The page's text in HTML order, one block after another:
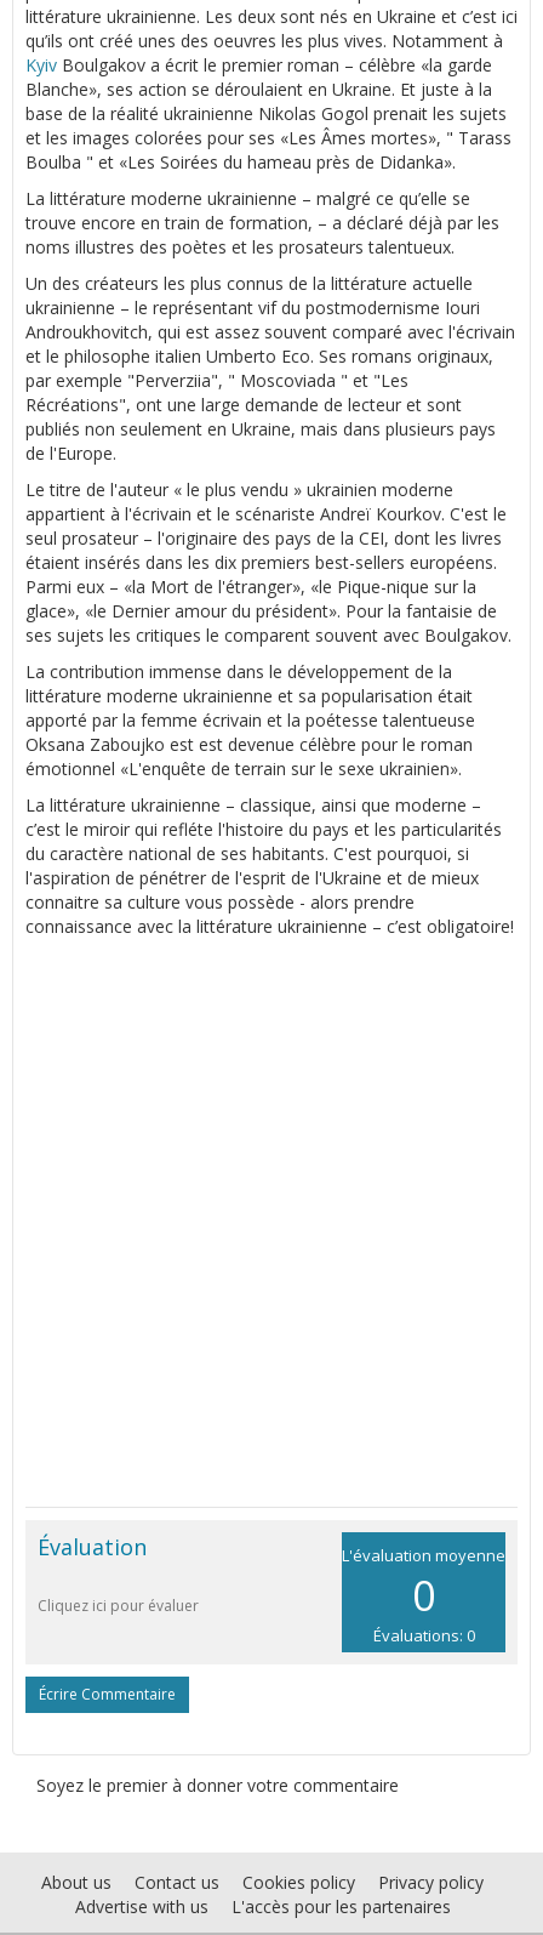
littérature ukrainienne. Les deux sont nés en Ukraine et c’est ici
qu’ils ont créé unes des oeuvres les plus vives. Notamment à
Kyiv Boulgakov a écrit le premier roman – célèbre «la garde
Blanche», ses action se déroulaient en Ukraine. Et juste à la
base de la réalité ukrainienne Nikolas Gogol prenait les sujets
et les images colorées pour ses «Les Âmes mortes», " Tarass
Boulba " et «Les Soirées du hameau près de Didanka».
La littérature moderne ukrainienne – malgré ce qu’elle se
trouve encore en train de formation, – a déclaré déjà par les
noms illustres des poètes et les prosateurs talentueux.
Un des créateurs les plus connus de la littérature actuelle
ukrainienne – le représentant vif du postmodernisme Iouri
Androukhovitch, qui est assez souvent comparé avec l'écrivain
et le philosophe italien Umberto Eco. Ses romans originaux,
par exemple "Perverziia", " Moscoviada " et "Les
Récréations", ont une large demande de lecteur et sont
publiés non seulement en Ukraine, mais dans plusieurs pays
de l'Europe.
Le titre de l'auteur « le plus vendu » ukrainien moderne
appartient à l'écrivain et le scénariste Andreï Kourkov. C'est le
seul prosateur – l'originaire des pays de la CEI, dont les livres
étaient insérés dans les dix premiers best-sellers européens.
Parmi eux – «la Mort de l'étranger», «le Pique-nique sur la
glace», «le Dernier amour du président». Pour la fantaisie de
ses sujets les critiques le comparent souvent avec Boulgakov.
La contribution immense dans le développement de la
littérature moderne ukrainienne et sa popularisation était
apporté par la femme écrivain et la poétesse talentueuse
Oksana Zaboujko est est devenue célèbre pour le roman
émotionnel «L'enquête de terrain sur le sexe ukrainien».
La littérature ukrainienne – classique, ainsi que moderne –
c’est le miroir qui refléte l'histoire du pays et les particularités
du caractère national de ses habitants. C'est pourquoi, si
l'aspiration de pénétrer de l'esprit de l'Ukraine et de mieux
connaitre sa culture vous possède - alors prendre
connaissance avec la littérature ukrainienne – c’est obligatoire!
L'évaluation moyenne
0
Évaluations: 0
Évaluation
Cliquez ici pour évaluer
Écrire Commentaire
Soyez le premier à donner votre commentaire
About us Contact us Cookies policy
Privacy policy
Advertise with us
L'accès pour les partenaires